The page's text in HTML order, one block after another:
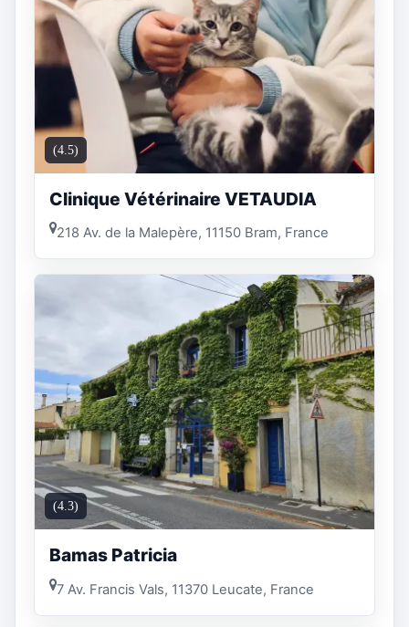
(4.5)
Clinique Vétérinaire VETAUDIA
218 Av. de la Malepère, 11150 Bram, France
(4.3)
Bamas Patricia
7 Av. Francis Vals, 11370 Leucate, France